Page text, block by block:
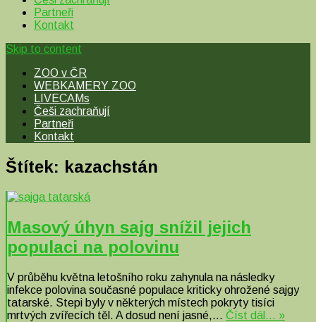
Partneři
Kontakt
Skip to content
ZOO v ČR
WEBKAMERY ZOO
LIVECAMs
Češi zachraňují
Partneři
Kontakt
Štítek: kazachstán
Masový úhyn sajg snížil jejich
populaci na polovinu
V průběhu května letošního roku zahynula na následky
infekce polovina současné populace kriticky ohrožené sajgy
tatarské. Stepi byly v některých místech pokryty tisíci
mrtvých zvířecích těl. A dosud není jasné,… Číst dál… »